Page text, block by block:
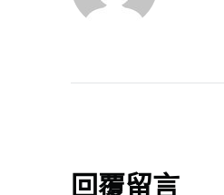
回覆留言